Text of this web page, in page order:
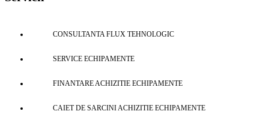
CONSULTANTA FLUX TEHNOLOGIC
SERVICE ECHIPAMENTE
FINANTARE ACHIZITIE ECHIPAMENTE
CAIET DE SARCINI ACHIZITIE ECHIPAMENTE